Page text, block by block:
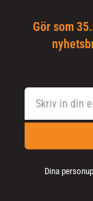
Gör som
Dina